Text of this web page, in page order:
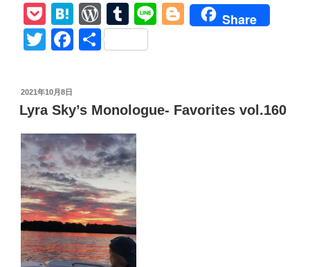
Motorcycle
Club/
Whatever
My
Rock
Roll(Punk
Song)】
和
訳
輝
け
る
ワ
P
o
ck
H
at
e
a
W
or
d
e
T
u
m
r
Li
Bl
er
Share
T
tt
er
F
e
b
o
o
k
共
投
稿
日:
2021年10月8日
Lyra Sky’s Monologue- Favorites vol.160